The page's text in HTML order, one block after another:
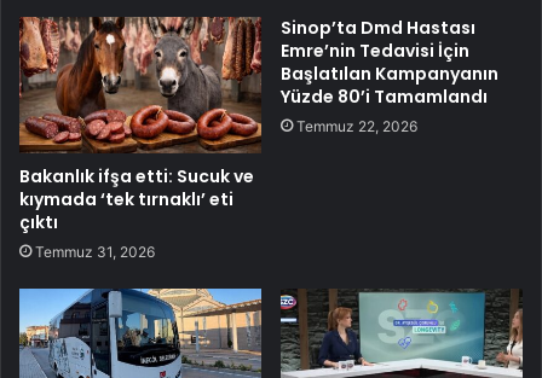
Bakanlık ifşa etti: Sucuk ve
kıymada ‘tek tırnaklı’ eti
çıktı
Temmuz 31, 2026
Sinop’ta Dmd Hastası
Emre’nin Tedavisi İçin
Başlatılan Kampanyanın
Yüzde 80’i Tamamlandı
Temmuz 22, 2026